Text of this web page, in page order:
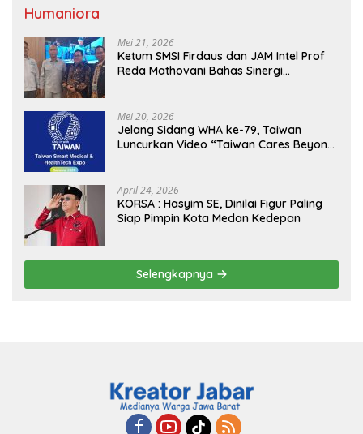
Humaniora
Mei 21, 2026
Ketum SMSI Firdaus dan JAM Intel Prof
Reda Mathovani Bahas Sinergi
MBG, Perkuat Pengawasan Program
Pemerintah
Mei 20, 2026
Jelang Sidang WHA ke-79, Taiwan
Luncurkan Video “Taiwan Cares Beyond
April 24, 2026
KORSA : Hasyim SE, Dinilai Figur Paling
Siap Pimpin Kota Medan Kedepan
Selengkapnya